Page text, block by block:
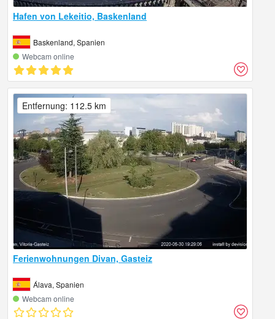
Hafen von Lekeitio, Baskenland
Baskenland, Spanien
Webcam online
Ferienwohnungen Divan, Gasteiz
Álava, Spanien
Webcam online
Entfernung: 112.5 km